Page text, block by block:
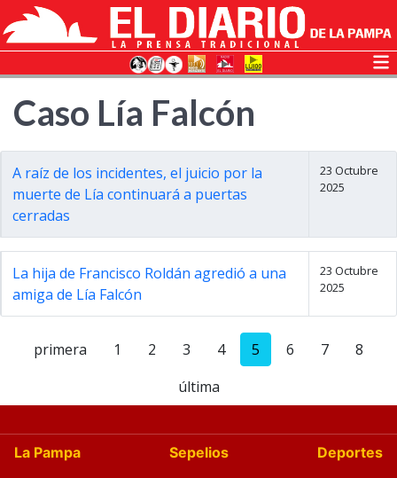
Caso Lía Falcón
A raíz de los incidentes, el juicio por la
muerte de Lía continuará a puertas
cerradas
23 Octubre
2025
La hija de Francisco Roldán agredió a una
amiga de Lía Falcón
23 Octubre
2025
primera 1 2 3 4 5 6 7
8
última
La Pampa Sepelios
Deportes